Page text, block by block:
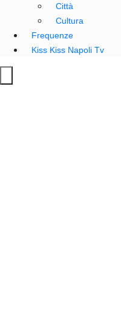
Città
Cultura
Frequenze
Kiss Kiss Napoli Tv